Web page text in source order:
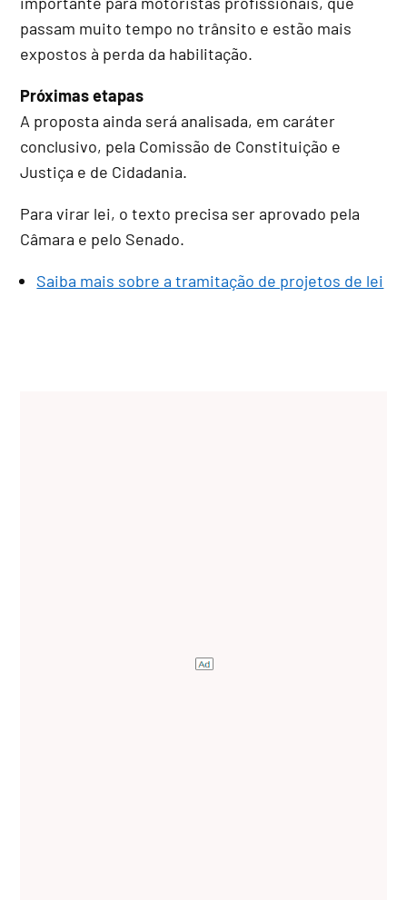
passam muito tempo no trânsito e estão mais
expostos à perda da habilitação.
Próximas etapas
A proposta ainda será analisada, em caráter
conclusivo, pela Comissão de Constituição e
Justiça e de Cidadania.
Para virar lei, o texto precisa ser aprovado pela
Câmara e pelo Senado.
Saiba mais sobre a tramitação de projetos de lei